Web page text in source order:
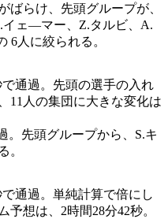
ばらけ、先頭グループが、
イェ―マー、Z.タルビ、A.
6人に絞られる。
通過。先頭の選手の入れ
11人の集団に大きな変化は
。先頭グループから、S.キ
。
通過。単純計算で倍にし
予想は、2時間28分42秒。